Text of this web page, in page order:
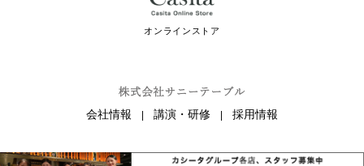
オンラインストア
会社情報 講演・研修 採用情報